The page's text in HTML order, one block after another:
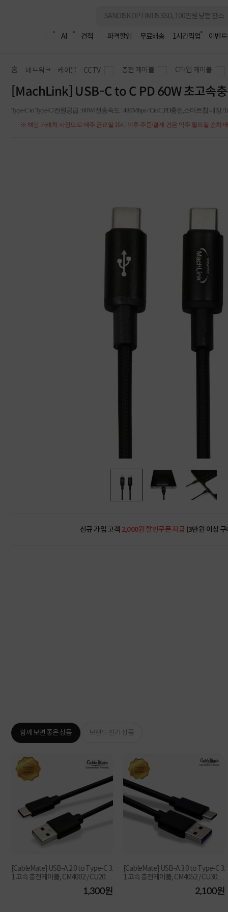
AI 견적 파격할인 무료배송 1시간픽업 이벤트
홈 네트워크ㆍ케이블ㆍCCTV 충전 케이블 C타입 케이블
[MachLink] USB-C to C PD 60W 초고속
Type-C to Type-C/전원공급 : 60W/전송속도 : 480Mbps / CtoC,PD충전,스마트칩 내
※ 해당 거래처 사정으로 매주 금요일 16시 이후 주문/결제 건은 익주 월요일 순차
신규 가입 고객 2,000원 할인쿠폰 지급 (3만원 이상 구
함께 보면 좋은 상품 브랜드 인기 상품
[CableMate] USB-A 2.0 to Type-C 3.
1 고속 충전케이블, CM4002 / CU201
1,300원
[CableMate] USB-A 3.0 to Type-C 3.
1 고속 충전케이블, CM4052 / CU301
2,100원